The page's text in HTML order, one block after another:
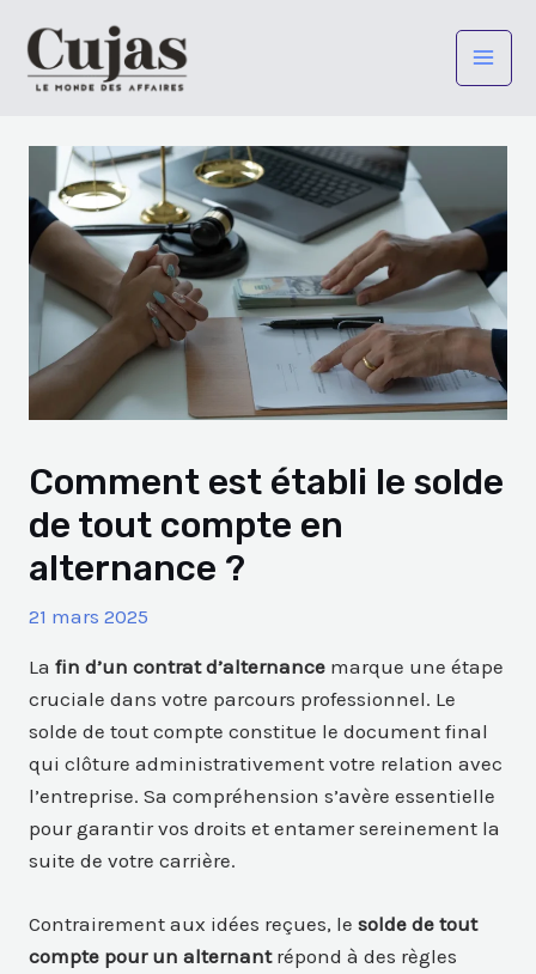
contenu
Comment est établi le solde
de tout compte en
alternance ?
21 mars 2025
La fin d’un contrat d’alternance marque une étape
cruciale dans votre parcours professionnel. Le
solde de tout compte constitue le document final
qui clôture administrativement votre relation avec
l’entreprise. Sa compréhension s’avère essentielle
pour garantir vos droits et entamer sereinement la
suite de votre carrière.
Contrairement aux idées reçues, lesolde de tout
compte pour un alternantrépond à des règles
des
articles